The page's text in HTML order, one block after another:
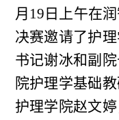
月19日上午在
决赛邀请了护
书记谢冰和副
院护理学基础
护理学院赵文